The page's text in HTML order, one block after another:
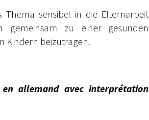
Thema sensibel in die Elternarbeit
gemeinsam zu einer gesunden
Kindern beizutragen.
allemand avec interprétation